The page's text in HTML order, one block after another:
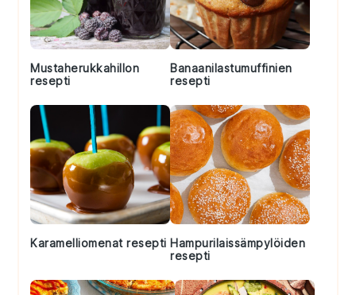
Mustaherukkahillon
resepti
Banaanilastumuffinien
resepti
Karamelliomenat resepti Hampurilaissämpylöiden
resepti